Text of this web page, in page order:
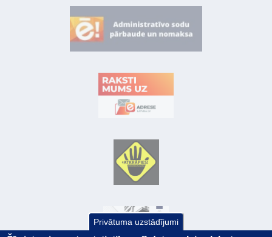
Privātuma uzstādījumi